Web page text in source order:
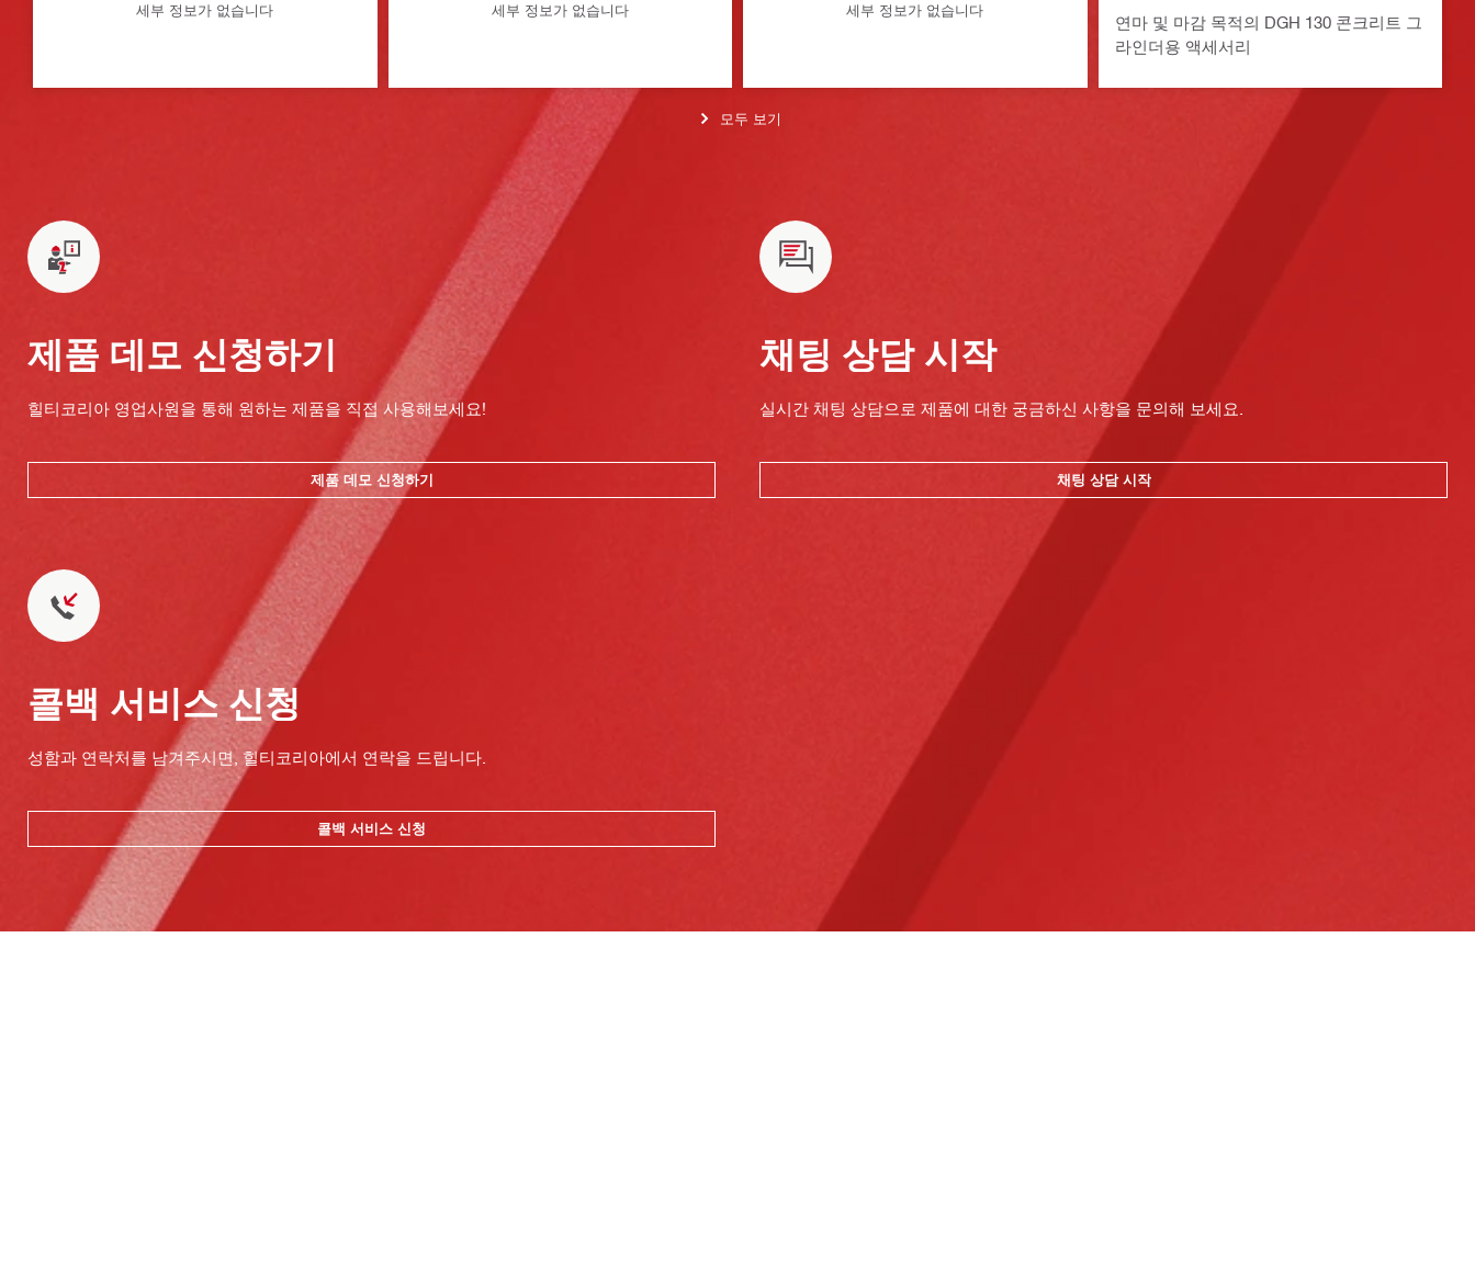
세부 정보가 없습니다 세부 정보가 없습니다 세부 정보가 없습니다
연마 및 마감 목적의 DGH 130 콘크리트 그
라인더용 액세서리
모두 보기
제품 데모 신청하기
힐티코리아 영업사원을 통해 원하는 제품을 직접 사용해보세요!
제품 데모 신청하기
채팅 상담 시작
실시간 채팅 상담으로 제품에 대한 궁금하신 사항을 문의해 보세요.
채팅 상담 시작
콜백 서비스 신청
성함과 연락처를 남겨주시면, 힐티코리아에서 연락을 드립니다.
콜백 서비스 신청